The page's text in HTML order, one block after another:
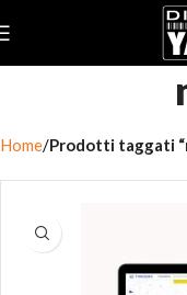
Home Prodotti taggati